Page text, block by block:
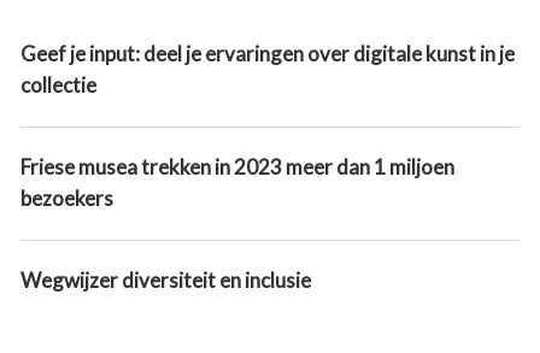
Geef je input: deel je ervaringen over digitale kunst in je
collectie
Friese musea trekken in 2023 meer dan 1 miljoen
bezoekers
Wegwijzer diversiteit en inclusie